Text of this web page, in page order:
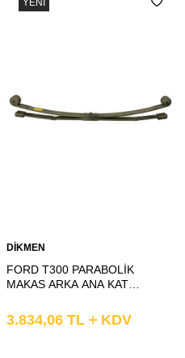
YENI
DİKMEN
FORD T300 PARABOLİK
MAKAS ARKA ANA KAT
3.834,06 TL KDV